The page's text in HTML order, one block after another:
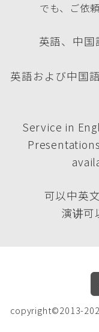
でも、ご依
英語、中国
英語および中国
Service in
可以中英
演讲可
copyright©2013-